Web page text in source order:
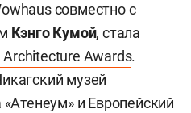
совместно с
Кэнго Кумой, стала
Awards.
музей
и Европейский